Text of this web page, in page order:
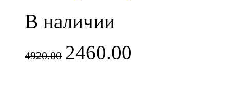
В наличии
4920.00 2460.00